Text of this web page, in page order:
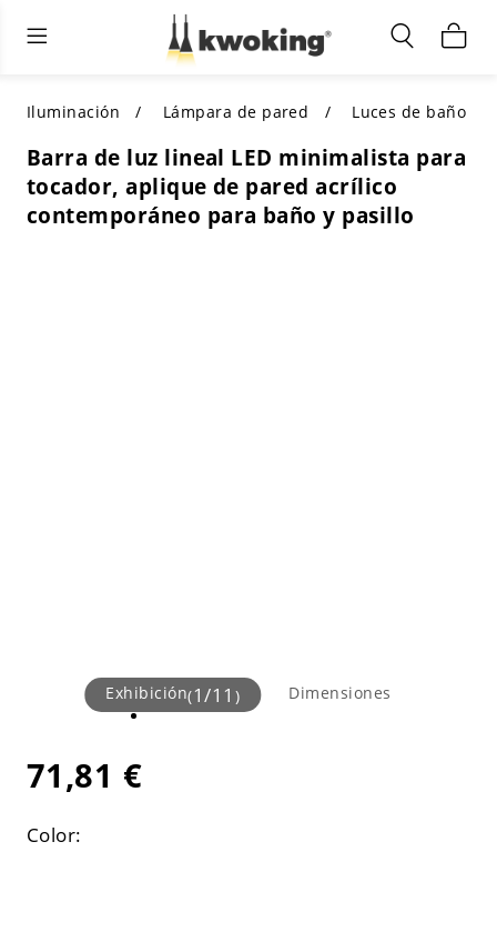
Muebles de sala de estar
TODOS LOS MUEBLES DE SALÓN
SELECCIONES DESTACADAS
COMPRAR POR ESTILO
Iluminación interior
Comprar por categoría
COMPRAR POR ESTILO
Shop by Colors
Iluminación exterior
TODA LA ILUMINACIÓN PARA
COMPRAR POR CATEGORÍA
Iluminación Lámpara de pared Luces de baño
Barra de luz lineal LED minimalista para
tocador, aplique de pared acrílico
contemporáneo para baño y pasillo
Exhibición(1/11 ) Dimensiones
71,81 €
Color: